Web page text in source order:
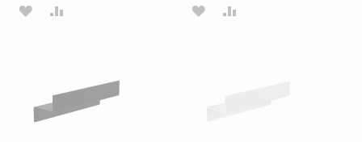
ΠΡΟΣΘΉΚΗ
ΕΠΙΘΥΜΙΏΝ
ΠΡΟΣΘΉΚΗ